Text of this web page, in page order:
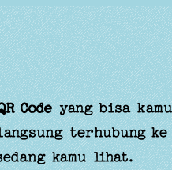
Codeyang bisa kamu
terhubung ke
kamu lihat.